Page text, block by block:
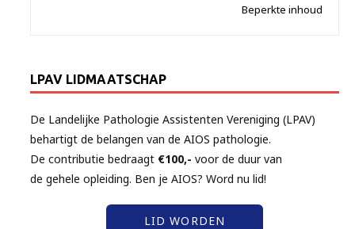
Beperkte inhoud
LPAV LIDMAATSCHAP
De Landelijke Pathologie Assistenten Vereniging (LPAV)
behartigt de belangen van de AIOS pathologie.
De contributie bedraagt €100,- voor de duur van
de gehele opleiding. Ben je AIOS? Word nu lid!
LID WORDEN